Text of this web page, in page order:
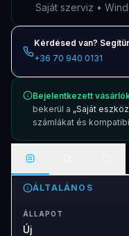
Saját szerviz •
Kérdésed van?
+36 70 940 0131
Bejelentkezett
bekerül a „Saját
számlákat és
ÁLTALÁNOS
ÁLLAPOT
Új